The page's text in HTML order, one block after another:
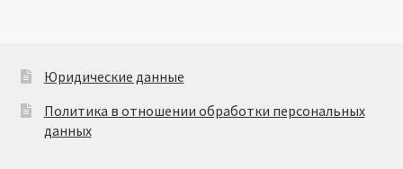
Юридические данные
Политика в отношении обработки персональных
данных